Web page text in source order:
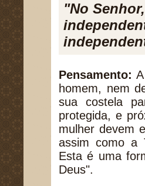
"No
Pensamento:
homem, nem
sua costela
protegida, e
mulher devem
assim como a
Esta é uma
Deus".